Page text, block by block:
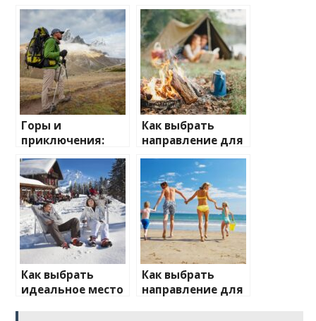
Горы и
приключения:
лучшие
направления для
активного
отдыха
Как выбрать
направление для
отдыха на
природе
Как выбрать
идеальное место
Как выбрать
направление для